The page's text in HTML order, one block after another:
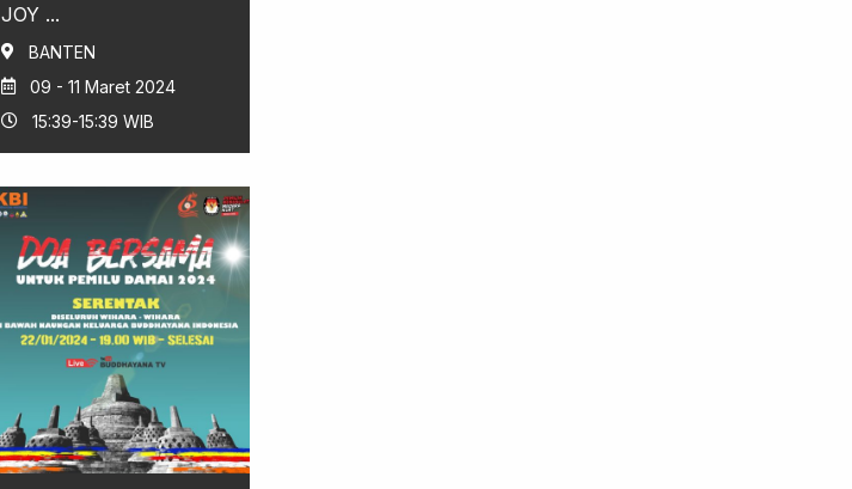
JOY ...
BANTEN
09 - 11 Maret 2024
15:39-15:39 WIB